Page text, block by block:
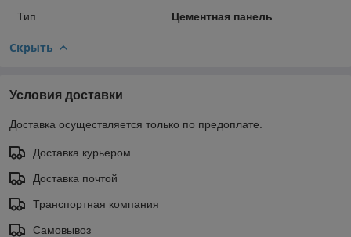
Тип
Цементная панель
Скрыть
Условия доставки
Доставка осуществляется только по предоплате.
Доставка курьером
Доставка почтой
Транспортная компания
Самовывоз